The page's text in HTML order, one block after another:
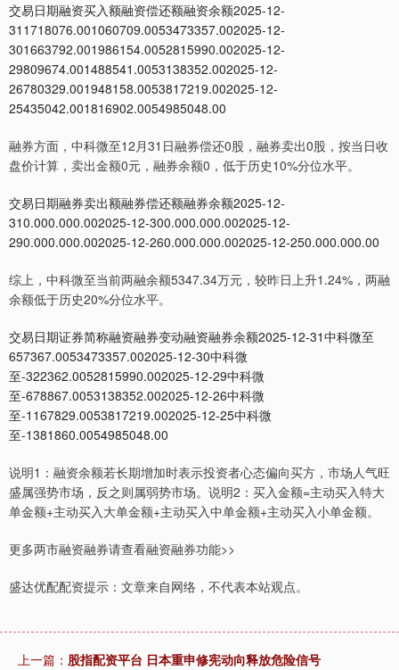
交易日期融资买入额融资偿还额融资余额2025-12-
311718076.001060709.0053473357.002025-12-
301663792.001986154.0052815990.002025-12-
29809674.001488541.0053138352.002025-12-
26780329.001948158.0053817219.002025-12-
25435042.001816902.0054985048.00
融券方面，中科微至12月31日融券偿还0股，融券卖出0股，按当日收
盘价计算，卖出金额0元，融券余额0，低于历史10%分位水平。
交易日期融券卖出额融券偿还额融券余额2025-12-
310.000.000.002025-12-300.000.000.002025-12-
290.000.000.002025-12-260.000.000.002025-12-250.000.000.00
综上，中科微至当前两融余额5347.34万元，较昨日上升1.24%，两融
余额低于历史20%分位水平。
交易日期证券简称融资融券变动融资融券余额2025-12-31中科微至
657367.0053473357.002025-12-30中科微
至-322362.0052815990.002025-12-29中科微
至-678867.0053138352.002025-12-26中科微
至-1167829.0053817219.002025-12-25中科微
至-1381860.0054985048.00
说明1：融资余额若长期增加时表示投资者心态偏向买方，市场人气旺
盛属强势市场，反之则属弱势市场。说明2：买入金额=主动买入特大
单金额+主动买入大单金额+主动买入中单金额+主动买入小单金额。
更多两市融资融券请查看融资融券功能>>
盛达优配配资提示：文章来自网络，不代表本站观点。
上一篇： 股指配资平台 日本重申修宪动向释放危险信号